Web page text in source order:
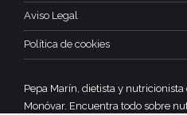
Aviso Legal
Política de cookies
Pepa Marín, dietista y
Monóvar. Encuentra todo sobre